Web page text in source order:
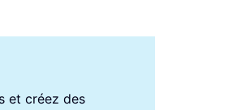
et créez des